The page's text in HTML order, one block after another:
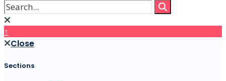
↑
Close
Sections